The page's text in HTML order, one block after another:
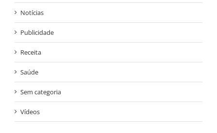
Notícias
Publicidade
Receita
Saúde
Sem categoria
Vídeos